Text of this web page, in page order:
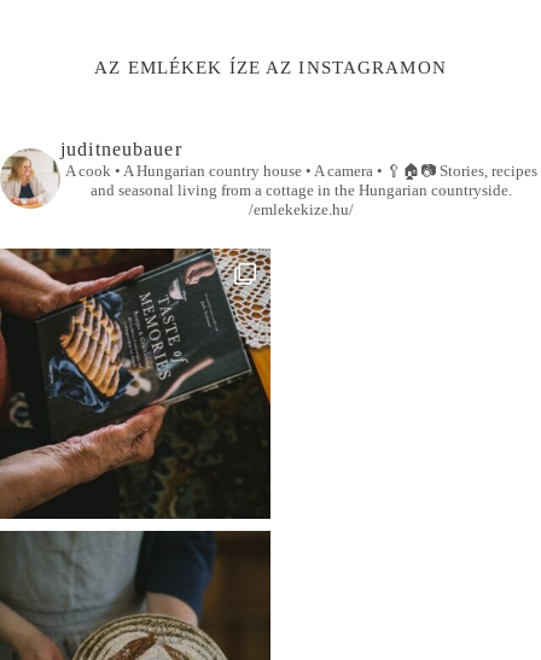
AZ EMLÉKEK ÍZE AZ INSTAGRAMON
juditneubauer
A cook • A Hungarian country house • A camera • 🥄🏠📷Stories, recipes
and seasonal living from a cottage in the Hungarian countryside.
/emlekekize.hu/